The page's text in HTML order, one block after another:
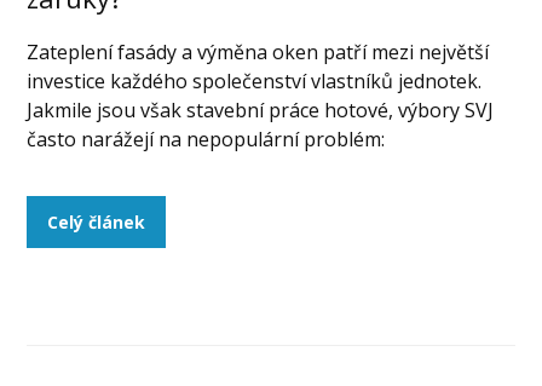
Zateplení fasády a výměna oken patří mezi největší
investice každého společenství vlastníků jednotek.
Jakmile jsou však stavební práce hotové, výbory SVJ
často narážejí na nepopulární problém:
Celý článek